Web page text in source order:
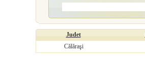
Judet
Călăraşi